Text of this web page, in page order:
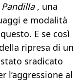
Pandilla, una
e modalità
E se così
ripresa di un
sradicato
l’aggressione al